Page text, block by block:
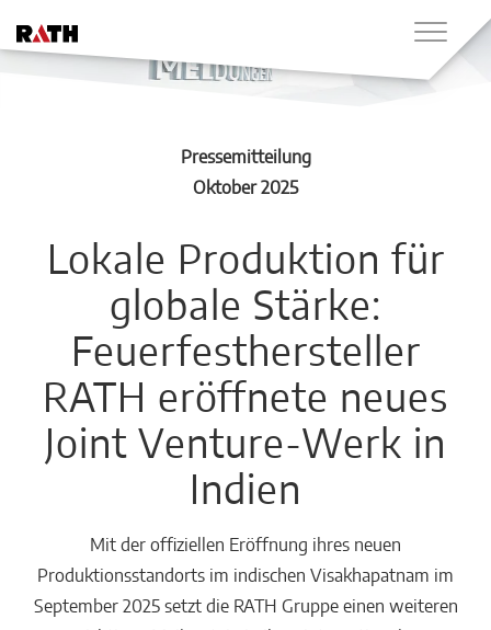
Pressemitteilung
Oktober 2025
Lokale Produktion für
globale Stärke:
Feuerfesthersteller
RATH eröffnete neues
Joint Venture-Werk in
Indien
Mit der offiziellen Eröffnung ihres neuen
Produktionsstandorts im indischen Visakhapatnam im
September 2025 setzt die RATH Gruppe einen weiteren